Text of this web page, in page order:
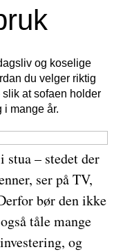
og koselige
du velger riktig
at sofaen holder
i mange år.
– stedet der
ser på TV,
bør den ikke
tåle mange
og